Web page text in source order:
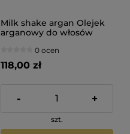
Milk shake argan Olejek
arganowy do włosów
0 ocen
118,00 zł
- +
szt.